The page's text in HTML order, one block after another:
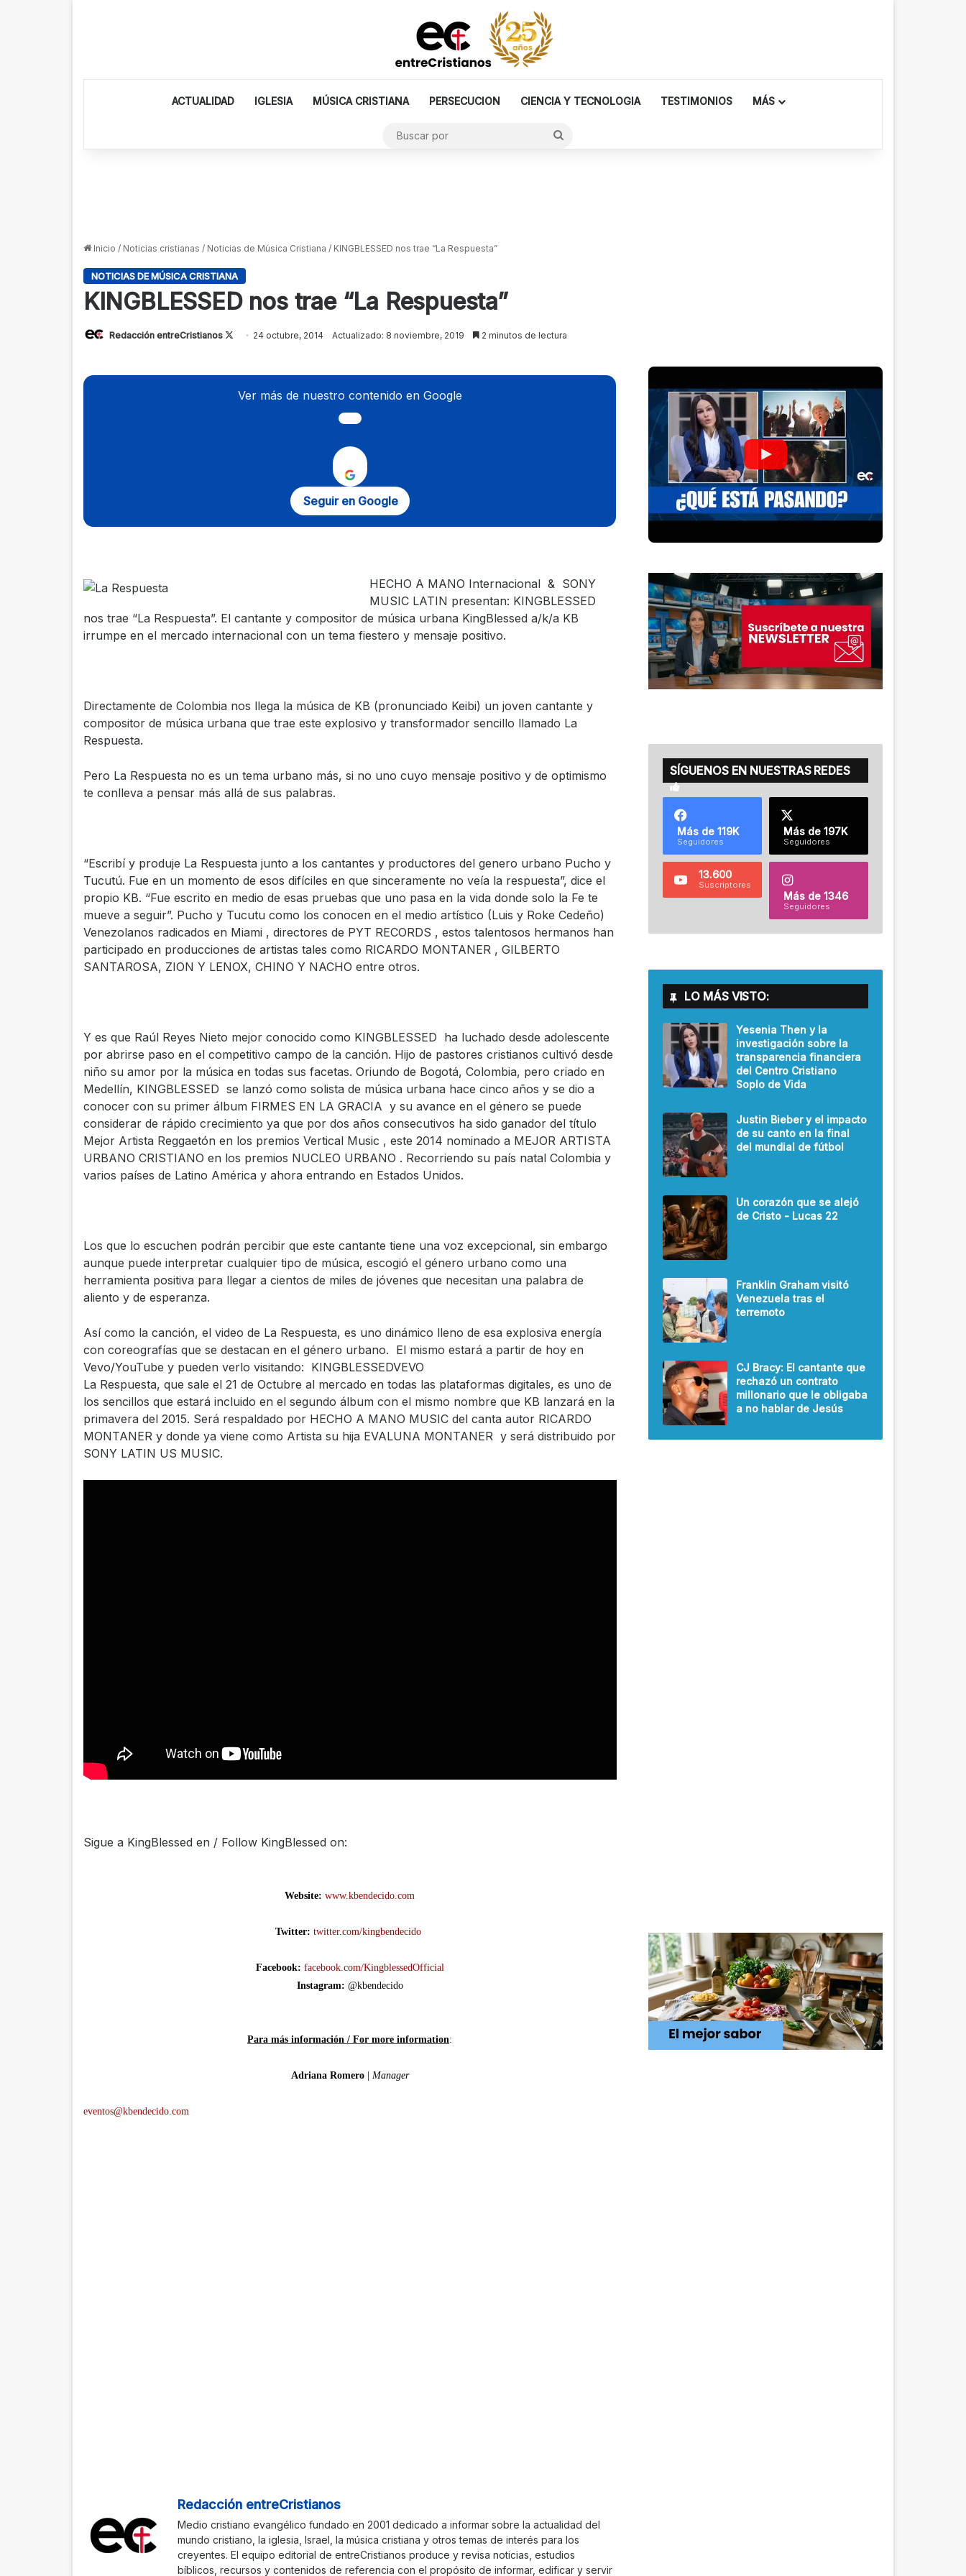
ACTUALIDAD IGLESIA MÚSICA CRISTIANA PERSECUCION CIENCIA Y TECNOLOGIA TESTIMONIOS MÁS
Inicio / Noticias cristianas / Noticias de Música Cristiana / KINGBLESSED nos trae “La Respuesta”
NOTICIAS DE MÚSICA CRISTIANA
KINGBLESSED nos trae “La Respuesta”
Redacción entreCristianos
Follow24 octubre, 2014 Actualizado: 8 noviembre, 2019 2 minutos de lectura
Ver más de nuestro contenido en Google
Seguir en Google
HECHO A MANO Internacional & SONY
MUSIC LATIN presentan: KINGBLESSED
nos trae “La Respuesta”. El cantante y compositor de música urbana KingBlessed a/k/a KB
irrumpe en el mercado internacional con un tema fiestero y mensaje positivo.
Directamente de Colombia nos llega la música de KB (pronunciado Keibi) un joven cantante y
compositor de música urbana que trae este explosivo y transformador sencillo llamado La
Respuesta.
Pero La Respuesta no es un tema urbano más, si no uno cuyo mensaje positivo y de optimismo
te conlleva a pensar más allá de sus palabras.
“Escribí y produje La Respuesta junto a los cantantes y productores del genero urbano Pucho y
Tucutú. Fue en un momento de esos difíciles en que sinceramente no veía la respuesta”, dice el
propio KB. “Fue escrito en medio de esas pruebas que uno pasa en la vida donde solo la Fe te
mueve a seguir”. Pucho y Tucutu como los conocen en el medio artístico (Luis y Roke Cedeño)
Venezolanos radicados en Miami , directores de PYT RECORDS , estos talentosos hermanos han
participado en producciones de artistas tales como RICARDO MONTANER , GILBERTO
SANTAROSA, ZION Y LENOX, CHINO Y NACHO entre otros.
Y es que Raúl Reyes Nieto mejor conocido como KINGBLESSED ha luchado desde adolescente
por abrirse paso en el competitivo campo de la canción. Hijo de pastores cristianos cultivó desde
niño su amor por la música en todas sus facetas. Oriundo de Bogotá, Colombia, pero criado en
Medellín, KINGBLESSED se lanzó como solista de música urbana hace cinco años y se dio a
conocer con su primer álbum FIRMES EN LA GRACIA y su avance en el género se puede
considerar de rápido crecimiento ya que por dos años consecutivos ha sido ganador del título
Mejor Artista Reggaetón en los premios Vertical Music , este 2014 nominado a MEJOR ARTISTA
URBANO CRISTIANO en los premios NUCLEO URBANO . Recorriendo su país natal Colombia y
varios países de Latino América y ahora entrando en Estados Unidos.
Los que lo escuchen podrán percibir que este cantante tiene una voz excepcional, sin embargo
aunque puede interpretar cualquier tipo de música, escogió el género urbano como una
herramienta positiva para llegar a cientos de miles de jóvenes que necesitan una palabra de
aliento y de esperanza.
Así como la canción, el video de La Respuesta, es uno dinámico lleno de esa explosiva energía
con coreografías que se destacan en el género urbano. El mismo estará a partir de hoy en
Vevo/YouTube y pueden verlo visitando: KINGBLESSEDVEVO
La Respuesta, que sale el 21 de Octubre al mercado en todas las plataformas digitales, es uno de
los sencillos que estará incluido en el segundo álbum con el mismo nombre que KB lanzará en la
primavera del 2015. Será respaldado por HECHO A MANO MUSIC del canta autor RICARDO
MONTANER y donde ya viene como Artista su hija EVALUNA MONTANER y será distribuido por
SONY LATIN US MUSIC.
Sigue a KingBlessed en / Follow KingBlessed on:
Website: www.kbendecido.com
Twitter: twitter.com/kingbendecido
Facebook: facebook.com/KingblessedOfficial
Instagram: @kbendecido
Para más información / For more information:
Adriana Romero| Manager
eventos@kbendecido.com
Redacción entreCristianos
Medio cristiano evangélico fundado en 2001 dedicado a informar sobre la actualidad del
mundo cristiano, la iglesia, Israel, la música cristiana y otros temas de interés para los
creyentes. El equipo editorial de entreCristianos produce y revisa noticias, estudios
bíblicos, recursos y contenidos de referencia con el propósito de informar, edificar y servir
SÍGUENOS EN NUESTRAS REDES
Más de 119K
Seguidores
Más de 197K
Seguidores
13.600
Suscriptores
Más de 1346
Seguidores
LO MÁS VISTO:
Yesenia Then y la
investigación sobre la
transparencia financiera
del Centro Cristiano
Soplo de Vida
Justin Bieber y el impacto
de su canto en la final
del mundial de fútbol
Un corazón que se alejó
de Cristo - Lucas 22
Franklin Graham visitó
Venezuela tras el
terremoto
CJ Bracy: El cantante que
rechazó un contrato
millonario que le obligaba
a no hablar de Jesús